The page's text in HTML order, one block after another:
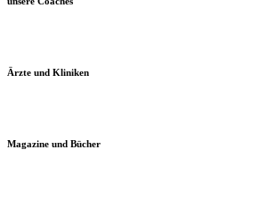
Ärzte und Kliniken
Magazine und Bücher